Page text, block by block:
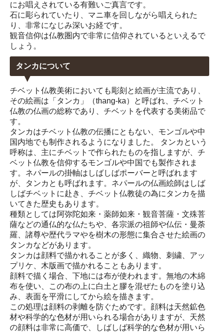
にお唱えされている有難いご真言です。
石に彫られていたり、マニ車を回しながら唱えられた
り、非常になじみ深いお経です。
観音信仰は仏教圏内で非常に信仰されているといえるで
しょう。
タンカについて
チベット仏教美術においても彫刻と絵画が主流であり、
その絵画は「タンカ」（thang-ka）と呼ばれ、チベット
仏教の仏画の総称であり、チベットを代表する美術品で
す。
タンカはチベット仏教の伝播にともない、モンゴルや中
国内地でも制作されるようになりました。 タンカという
呼称は、主にチベットで作られたものを指しますが、チ
ベット仏教を信仰するモンゴルや中国でも製作されま
す。ネパールの掛軸はしばしばポーバーと呼ばれます
が、タンカとも呼ばれます。ネパールの仏画絵師はしば
しばチベットに赴き、チベット仏教徒の為にタンカを描
いてきた歴史もあります。
種類としては阿弥陀如来・薬師如来・観音菩薩・文殊菩
薩などの通仏的な仏たちや、各宗派の祖師や仏伝・曼荼
羅、諸尊や歴代ラマやを樹木の形態に集合させた絵画の
タンカなどがあります。
タンカは顔料で描かれることが多く、織物、刺繍、アッ
プリケ、木版画で描かれることもあります。
顔料で描く場合、下地には布が使われます。無地の木綿
布を使い、この布の上に白土と膠を混ぜたものを塗り込
み、表面を平滑にしてから絵を描きます。
この処理は顔料の剥離を防ぐためです。顔料は天然鉱色
材や科学的な色材が用いられる場合がありますが、天然
の顔料は非常に高価で、しばしば科学的な色材が用いら